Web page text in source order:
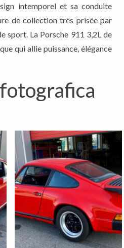
intemporel et sa conduite
de collection très prisée par
sport. La Porsche 911 3,2L de
qui allie puissance, élégance